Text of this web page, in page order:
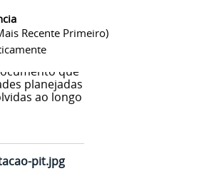
Recente Primeiro)
de Trabalho
Trabalho
que
planejadas
ao longo
pit.jpg